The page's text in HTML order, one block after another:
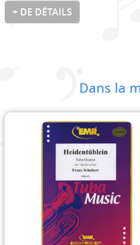
+ DE DÉTAILS
Dans la